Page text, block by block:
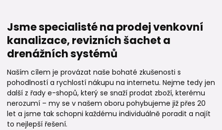
Jsme specialisté na prodej venkovní
kanalizace, revizních šachet a
drenážních systémů
Naším cílem je provázat naše bohaté zkušenosti s
pohodlností a rychlostí nákupu na internetu. Nejme tedy jen
další z řady e-shopů, který se snaží prodat zboží, kterému
nerozumí – my se v našem oboru pohybujeme již přes 20
let a jsme tak schopni každému individuálně poradit a najít
to nejlepší řešení.